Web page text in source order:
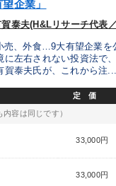
企業」
賀泰夫(H&Lリサーチ代表
、外食…9大有望企業を
に左右されない投資法で
賀泰夫氏が、これから注...
定 価
内容は同じです）
33,000円
33,000円